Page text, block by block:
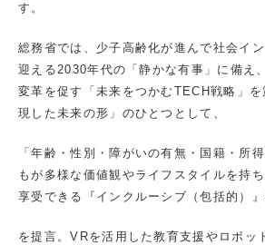
す。
総務省では、少子高齢化が進んで社会イ
迎える2030年代の「静かな有事」に備え
変革を促す「未来をつかむTECH戦略」
現した未来の形」のひとつとして、
「年齢・性別・障がいの有無・国籍・所
もが多様な価値観やライフスタイルを持
享受できる『インクルーシブ（包括的）』
を提言。VRを活用した教育支援やロボッ